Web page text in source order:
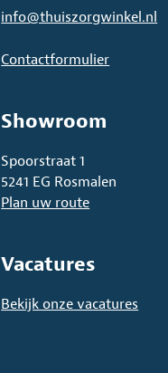
info@thuiszorgwinkel.nl
Contactformulier
Showroom
Spoorstraat 1
5241 EG Rosmalen
Plan uw route
Vacatures
Bekijk onze vacatures